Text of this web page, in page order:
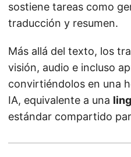
sostiene tareas como
traducción y resumen.
Más allá del texto, los
visión, audio e incluso
convirtiéndolos en una
IA, equivalente a una
estándar compartido